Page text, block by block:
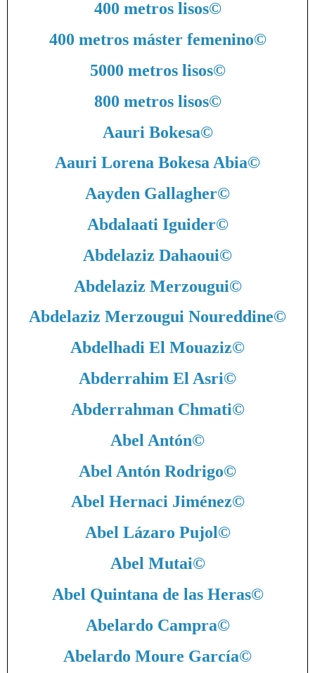
400 metros lisos©
400 metros máster femenino©
5000 metros lisos©
800 metros lisos©
Aauri Bokesa©
Aauri Lorena Bokesa Abia©
Aayden Gallagher©
Abdalaati Iguider©
Abdelaziz Dahaoui©
Abdelaziz Merzougui©
Abdelaziz Merzougui Noureddine©
Abdelhadi El Mouaziz©
Abderrahim El Asri©
Abderrahman Chmati©
Abel Antón©
Abel Antón Rodrigo©
Abel Hernaci Jiménez©
Abel Lázaro Pujol©
Abel Mutai©
Abel Quintana de las Heras©
Abelardo Campra©
Abelardo Moure García©